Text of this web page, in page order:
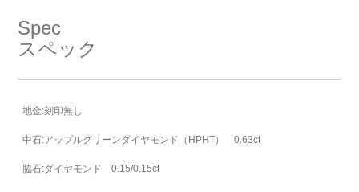
Spec
スペック
地金:刻印無し
中石:アップルグリーンダイヤモンド（HPHT） 0.63ct
脇石:ダイヤモンド 0.15/0.15ct